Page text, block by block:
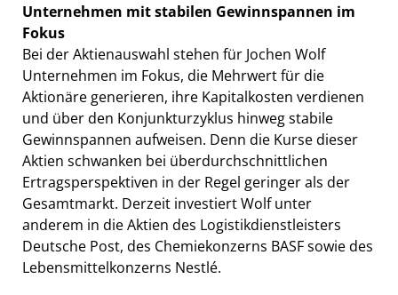
Unternehmen mit stabilen Gewinnspannen im
Fokus
Bei der Aktienauswahl stehen für Jochen Wolf
Unternehmen im Fokus, die Mehrwert für die
Aktionäre generieren, ihre Kapitalkosten verdienen
und über den Konjunkturzyklus hinweg stabile
Gewinnspannen aufweisen. Denn die Kurse dieser
Aktien schwanken bei überdurchschnittlichen
Ertragsperspektiven in der Regel geringer als der
Gesamtmarkt. Derzeit investiert Wolf unter
anderem in die Aktien des Logistikdienstleisters
Deutsche Post, des Chemiekonzerns BASF sowie des
Lebensmittelkonzerns Nestlé.